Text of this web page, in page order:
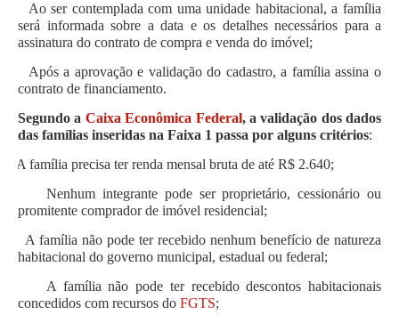
Ao ser contemplada com uma unidade habitacional, a família
será informada sobre a data e os detalhes necessários para a
assinatura do contrato de compra e venda do imóvel;
Após a aprovação e validação do cadastro, a família assina o
contrato de financiamento.
Segundo a Caixa Econômica Federal, a validação dos dados
das famílias inseridas na Faixa 1 passa por alguns critérios:
A família precisa ter renda mensal bruta de até R$ 2.640;
Nenhum integrante pode ser proprietário, cessionário ou
promitente comprador de imóvel residencial;
A família não pode ter recebido nenhum benefício de natureza
habitacional do governo municipal, estadual ou federal;
A família não pode ter recebido descontos habitacionais
concedidos com recursos do FGTS;